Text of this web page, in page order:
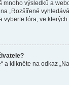
mnoho výsledků a
„Rozšířené
vyberte fóra, ve
a klikněte na odkaz